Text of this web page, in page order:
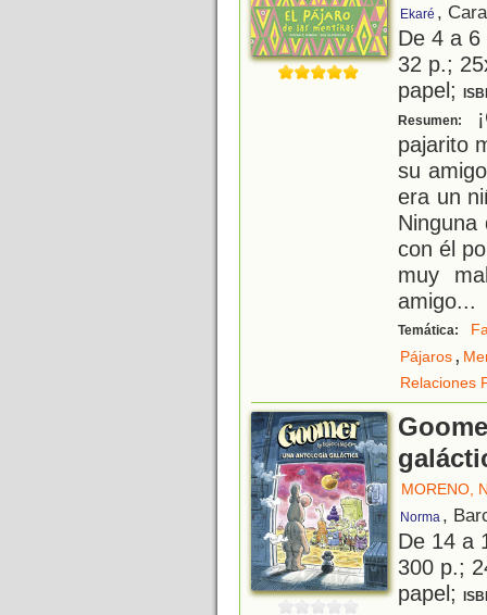
Ekaré ,
De 4 a
32 p.;
papel;
Resumen:
pajarito
su
era un
con él
muy
amigo...
Temática:
Pájaros,
Relaciones
MORENO,
Norma ,
De 14 a
300 p.;
papel;